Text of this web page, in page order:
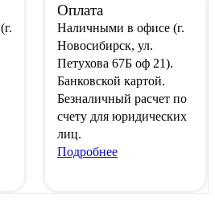
(г.
Оплата
Наличными в офисе (г.
Новосибирск, ул.
Петухова 67Б оф 21).
Банковской картой.
Безналичный расчет по
счету для юридических
лиц.
Подробнее